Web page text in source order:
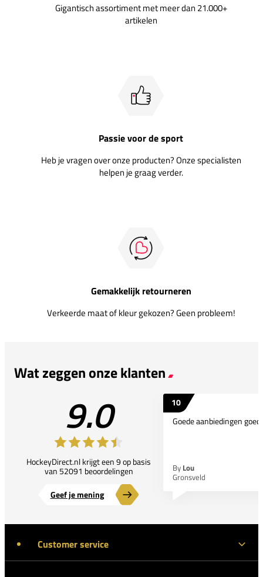
Gigantisch assortiment met meer dan 21.000+
artikelen
Passie voor de sport
Heb je vragen over onze producten? Onze specialisten
helpen je graag verder.
Gemakkelijk retourneren
Verkeerde maat of kleur gekozen? Geen probleem!
Wat zeggen onze klanten
9.0
HockeyDirect.nl krijgt een 9 op basis
van 52091 beoordelingen
Geef je mening
10
Goede aanbiedingen
By Lou
Gronsveld
Customer service